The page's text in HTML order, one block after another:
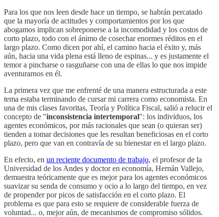
Para los que nos leen desde hace un tiempo, se habrán percatado
que la mayoría de actitudes y comportamientos por los que
abogamos implican sobreponerse a la incomodidad y los costos de
corto plazo, todo con el ánimo de cosechar enormes réditos en el
largo plazo. Como dicen por ahí, el camino hacia el éxito y, más
aún, hacia una vida plena está lleno de espinas... y es justamente el
temor a pincharse o rasguñarse con una de ellas lo que nos impide
aventurarnos en él.
La primera vez que me enfrenté de una manera estructurada a este
tema estaba terminando de cursar mi carrera como economista. En
una de mis clases favoritas, Teoría y Política Fiscal, salió a relucir el
concepto de "inconsistencia intertemporal": los individuos, los
agentes económicos, por más racionales que sean (o quieran ser)
tienden a tomar decisiones que les resultan beneficiosas en el corto
plazo, pero que van en contravía de su bienestar en el largo plazo.
En efecto, en un reciente documento de trabajo, el profesor de la
Universidad de los Andes y doctor en economía, Hernán Vallejo,
demuestra teóricamente que es mejor para los agentes económicos
suavizar su senda de consumo y ocio a lo largo del tiempo, en vez
de propender por picos de satisfacción en el corto plazo. El
problema es que para esto se requiere de considerable fuerza de
voluntad... o, mejor aún, de mecanismos de compromiso sólidos.